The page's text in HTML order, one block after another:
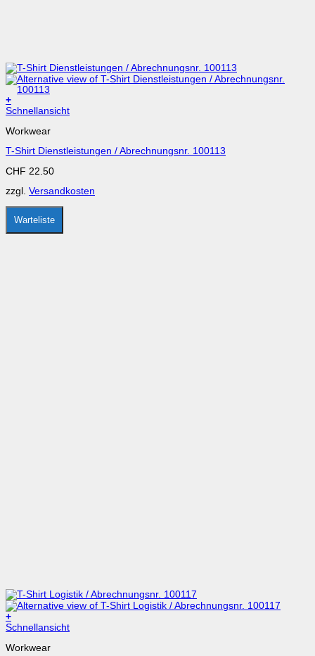
+
Dieses
weist
Varianten
Die
können
auf
der
Produktseite
gewählt
Schnellansicht
Workwear
T-Shirt Dienstleistungen / Abrechnungsnr. 100113
CHF 22.50
zzgl. Versandkosten
Warteliste
+
Dieses
weist
Schnellansicht
Workwear